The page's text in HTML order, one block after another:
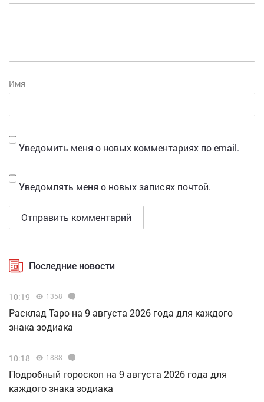
Имя
Уведомить меня о новых комментариях по email.
Уведомлять меня о новых записях почтой.
Последние новости
10:19 1358
Расклад Таро на 9 августа 2026 года для каждого
знака зодиака
10:18 1888
Подробный гороскоп на 9 августа 2026 года для
каждого знака зодиака